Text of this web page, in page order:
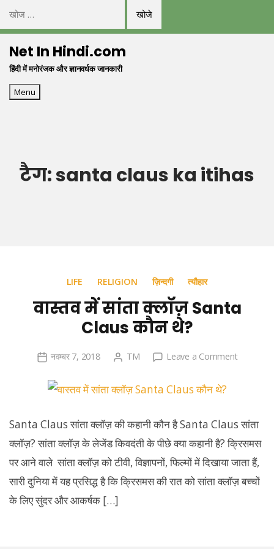
निम्न
को
खोजें:Net In Hindi.com
हिंदी में मनोरंजक और ज्ञानवर्धक जानकारी
Menu
टैग:santa claus ka itihas
LIFE RELIGION ज़िन्दगी त्यौहार
वास्तव में सांता क्लॉज़ Santa
Claus कौन थे?
नवम्बर 7, 2018 TM Leave a Commenton
Santa
Claus
कौन
थे?
Santa Claus सांता क्लॉज़ की कहानी कौन है Santa Claus सांता
क्लॉज़? सांता क्लॉज़ के लेजेंड किवदंती के पीछे क्या कहानी है? क्रिसमस
पर आने वाले सांता क्लॉज़ को टीवी, विज्ञापनों, फिल्मों में दिखाया जाता हैं,
सारी दुनिया में यह प्रसिद्ध है कि क्रिसमस की रात को सांता क्लॉज़ बच्चों
के लिए सुंदर और आकर्षक […]